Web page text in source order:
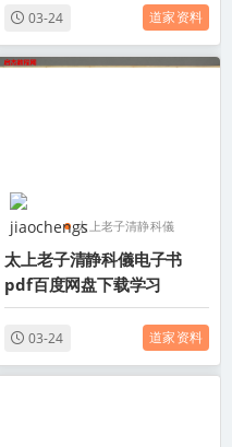
03-24 道家资料
太上老子清静科儀
太上老子清静科儀电子
书
太上老子清静科儀pdf
太上老子清静科儀电子书
pdf百度网盘下载学习
03-24 道家资料